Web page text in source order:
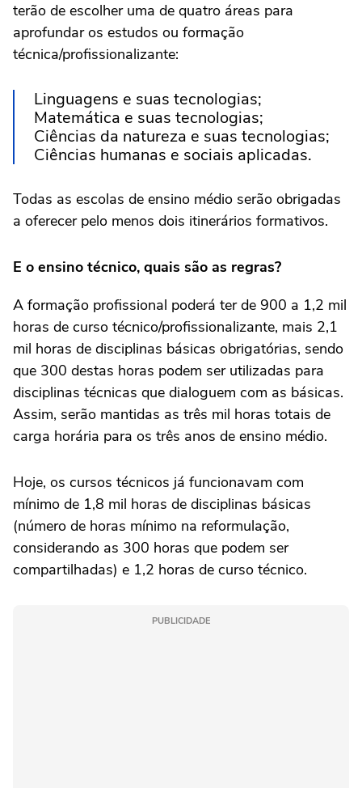
terão de escolher uma de quatro áreas para
aprofundar os estudos ou formação
técnica/profissionalizante:
Linguagens e suas tecnologias;
Matemática e suas tecnologias;
Ciências da natureza e suas tecnologias;
Ciências humanas e sociais aplicadas.
Todas as escolas de ensino médio serão obrigadas
a oferecer pelo menos dois itinerários formativos.
E o ensino técnico, quais são as regras?
A formação profissional poderá ter de 900 a 1,2 mil
horas de curso técnico/profissionalizante, mais 2,1
mil horas de disciplinas básicas obrigatórias, sendo
que 300 destas horas podem ser utilizadas para
disciplinas técnicas que dialoguem com as básicas.
Assim, serão mantidas as três mil horas totais de
carga horária para os três anos de ensino médio.
Hoje, os cursos técnicos já funcionavam com
mínimo de 1,8 mil horas de disciplinas básicas
(número de horas mínimo na reformulação,
considerando as 300 horas que podem ser
compartilhadas) e 1,2 horas de curso técnico.
PUBLICIDADE